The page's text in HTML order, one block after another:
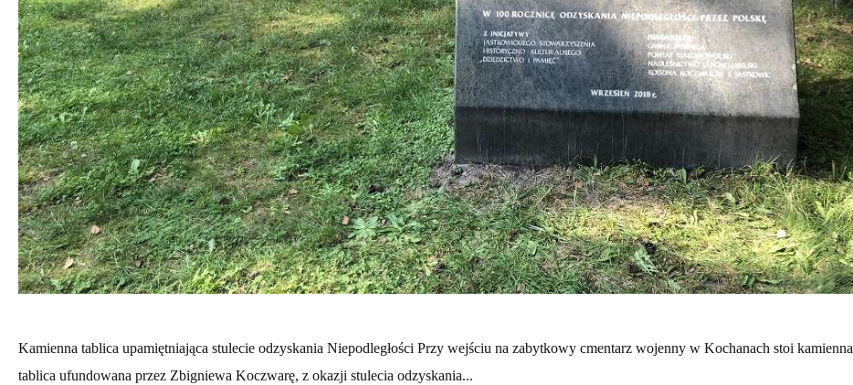
Kamienna tablica upamiętniająca stulecie odzyskania Niepodległości Przy wejściu na zabytkowy cmentarz wojenny w Kochanach stoi kamienna
tablica ufundowana przez Zbigniewa Koczwarę, z okazji stulecia odzyskania...